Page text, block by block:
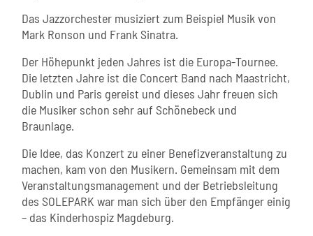
Das Jazzorchester musiziert zum Beispiel Musik von
Mark Ronson und Frank Sinatra.
Der Höhepunkt jeden Jahres ist die Europa-Tournee.
Die letzten Jahre ist die Concert Band nach Maastricht,
Dublin und Paris gereist und dieses Jahr freuen sich
die Musiker schon sehr auf Schönebeck und
Braunlage.
Die Idee, das Konzert zu einer Benefizveranstaltung zu
machen, kam von den Musikern. Gemeinsam mit dem
Veranstaltungsmanagement und der Betriebsleitung
des SOLEPARK war man sich über den Empfänger einig
– das Kinderhospiz Magdeburg.